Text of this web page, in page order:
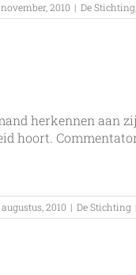
2010 | De Stichting
herkennen aan
hoort.
2010 | De Stichting